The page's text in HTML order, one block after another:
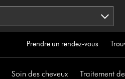
Prendre un rendez-vous
Soin des cheveux Traitement